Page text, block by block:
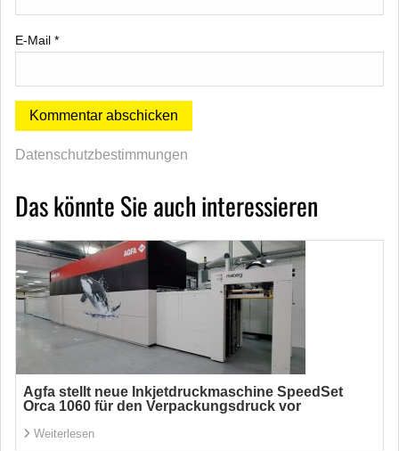
E-Mail *
Datenschutzbestimmungen
Das könnte Sie auch interessieren
Agfa stellt neue Inkjetdruckmaschine SpeedSet
Orca 1060 für den Verpackungsdruck vor
Weiterlesen